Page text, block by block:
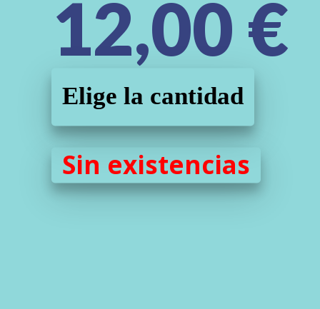
12,00€
Elige la cantidad
Sin existencias